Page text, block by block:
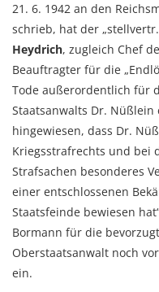
21. 6. 1942 an den
schrieb, hat der
Heydrich, zugleich Chef
Beauftragter für die
Tode außerordentlich für
Staatsanwalts Dr.
hingewiesen, dass Dr.
Kriegsstrafrechts und bei
Strafsachen besonderes
einer entschlossenen
Staatsfeinde bewiesen
Bormann für die
Oberstaatsanwalt noch
ein.